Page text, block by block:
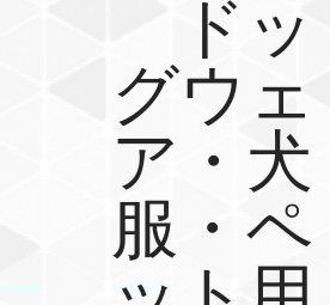
グウェ
ア・犬
服・ペ